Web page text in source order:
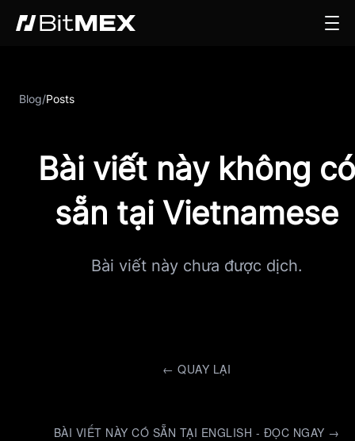
Blog/Posts
Bài viết này không có
sẵn tại Vietnamese
Bài viết này chưa được dịch.
← QUAY LẠI
BÀI VIẾT NÀY CÓ SẴN TẠI ENGLISH - ĐỌC NGAY →